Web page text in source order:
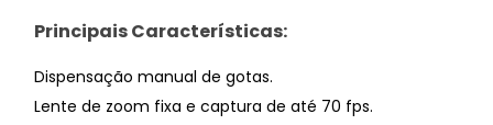
Principais Características:
Dispensação manual de gotas.
Lente de zoom fixa e captura de até 70 fps.